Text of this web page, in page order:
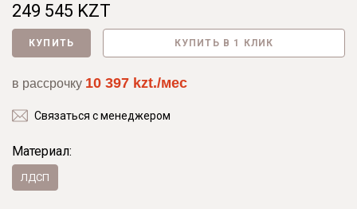
249 545 KZT
КУПИТЬ КУПИТЬ В 1 КЛИК
в рассрочку 10 397 kzt./мес
Связаться с менеджером
Материал:
ЛДСП